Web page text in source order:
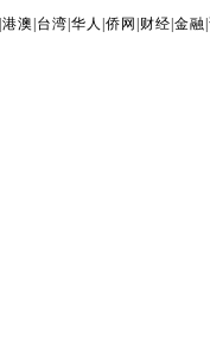
|港澳 台湾 |华人 |侨网 财经 |金融 |